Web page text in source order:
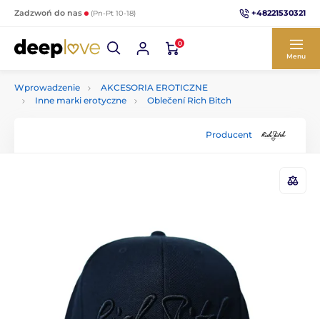
Zadzwoń do nas (Pn-Pt 10-18) +48221530321
0
Menu
Wprowadzenie
AKCESORIA EROTICZNE
Inne marki erotyczne
Oblečení Rich Bitch
Producent